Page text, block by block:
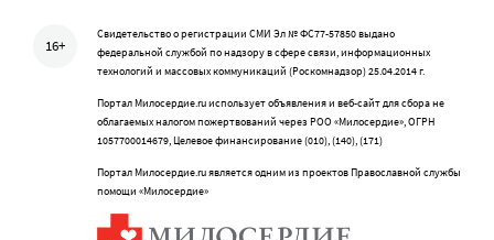
16+
Свидетельство о регистрации СМИ Эл № ФС77-57850 выдано
федеральной службой по надзору в сфере связи, информационных
технологий и массовых коммуникаций (Роскомнадзор) 25.04.2014 г.
Портал Милосердие.ru использует объявления и веб-сайт для сбора не
облагаемых налогом пожертвований через РОО «Милосердие», ОГРН
1057700014679, Целевое финансирование (010), (140), (171)
Портал Милосердие.ru является одним из проектов Православной службы
помощи «Милосердие»